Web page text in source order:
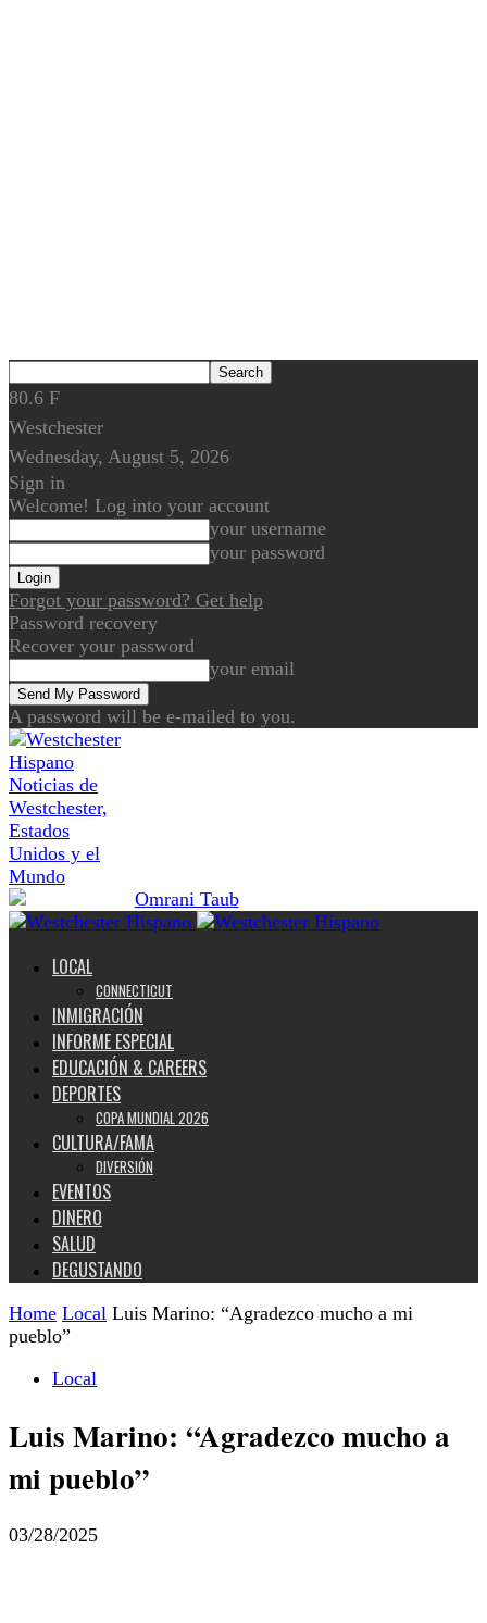
80.6 F
Westchester
Wednesday, August 5, 2026
Sign in
Welcome! Log into your account
your username
your password
Forgot your password? Get help
Password recovery
Recover your password
your email
A password will be e-mailed to you.
Noticias de
Westchester,
Estados
Unidos y el
Mundo
LOCAL
CONNECTICUT
INMIGRACIÓN
INFORME ESPECIAL
EDUCACIÓN & CAREERS
DEPORTES
COPA MUNDIAL 2026
CULTURA/FAMA
DIVERSIÓN
EVENTOS
DINERO
SALUD
DEGUSTANDO
Home Local Luis Marino: “Agradezco mucho a mi
pueblo”
Local
Luis Marino: “Agradezco mucho a
mi pueblo”
03/28/2025